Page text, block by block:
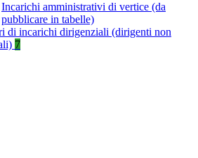
Incarichi amministrativi di vertice (da
pubblicare in tabelle)
di incarichi dirigenziali (dirigenti non
7